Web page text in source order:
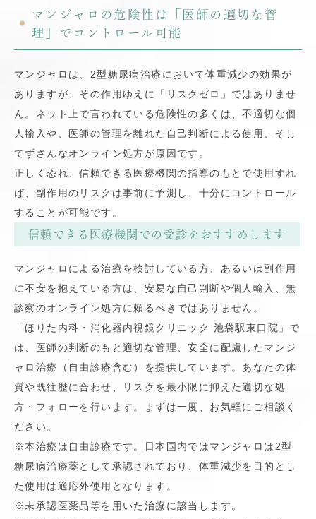
マンジャロの危険性は「医師の適切な管
理」でコントロール可能
マンジャロは、2型糖尿病治療において体重減少の効果が
ありますが、その作用ゆえに「リスクゼロ」ではありませ
ん。ネット上で言われている危険性の多くは、不適切な個
人輸入や、医師の管理を離れた自己判断による使用、そし
てずさんなオンライン処方が原因です。
正しく恐れ、信頼できる医療機関の指導のもとで使用すれ
ば、副作用のリスクは事前に予測し、十分にコントロール
することが可能です。
信頼できる医療機関での受診をおすすめします
マンジャロによる治療を検討している方、あるいは副作用
に不安を抱えている方は、安易な自己判断や個人輸入、無
診察のオンライン処方に頼るべきではありません。
「ほりた内科・消化器内視鏡クリニック 池袋駅東口院」で
は、医師の判断のもと適切な管理、安全に配慮したマンジ
ャロ治療（自由診療含む）を提供しています。あなたの体
質や既往歴に合わせ、リスクを最小限に抑えた適切な処
方・フォローを行います。まずは一度、お気軽にご相談く
ださい。
※本治療は自由診療です。日本国内ではマンジャロは2型
糖尿病治療薬として承認されており、体重減少を目的とし
た使用は適応外使用となります。
※未承認医薬品等を用いた治療に該当します。